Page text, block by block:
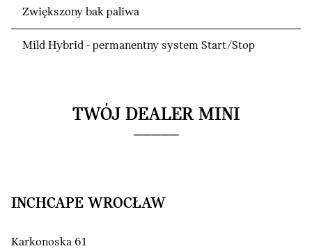
Zwiększony bak paliwa
Mild Hybrid - permanentny system Start/Stop
TWÓJ DEALER MINI
INCHCAPE WROCŁAW
Karkonoska 61